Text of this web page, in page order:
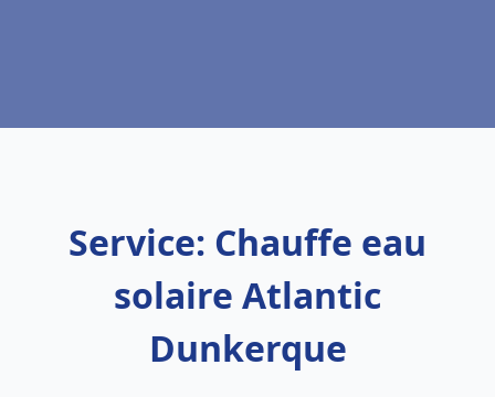
Service: Chauffe eau
solaire Atlantic
Dunkerque